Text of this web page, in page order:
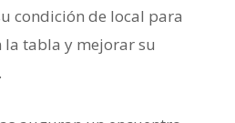
condición de local para
tabla y mejorar su